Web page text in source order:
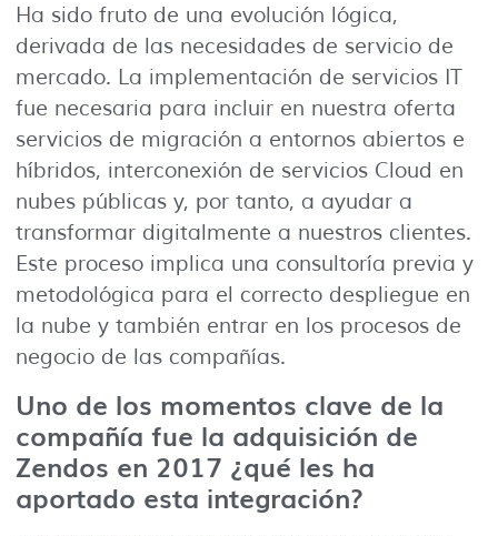
Ha sido fruto de una evolución lógica,
derivada de las necesidades de servicio de
mercado. La implementación de servicios IT
fue necesaria para incluir en nuestra oferta
servicios de migración a entornos abiertos e
híbridos, interconexión de servicios Cloud en
nubes públicas y, por tanto, a ayudar a
transformar digitalmente a nuestros clientes.
Este proceso implica una consultoría previa y
metodológica para el correcto despliegue en
la nube y también entrar en los procesos de
negocio de las compañías.
Uno de los momentos clave de la
compañía fue la adquisición de
Zendos en 2017 ¿qué les ha
aportado esta integración?